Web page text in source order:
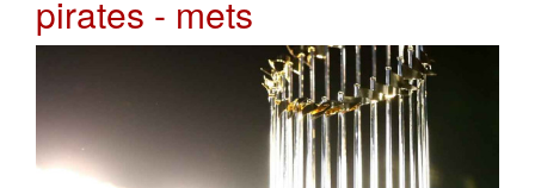
pirates - mets